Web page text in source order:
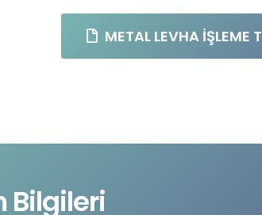
METAL LEVHA İŞLEME
Bilgileri